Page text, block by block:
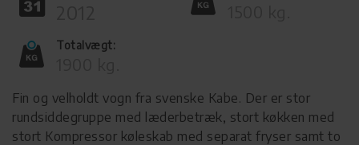
Totalvægt:
Fin og velholdt vogn fra svenske Kabe. Der er stor
rundsiddegruppe med læderbetræk, stort køkken med
stort Kompressor køleskab med separat fryser samt to